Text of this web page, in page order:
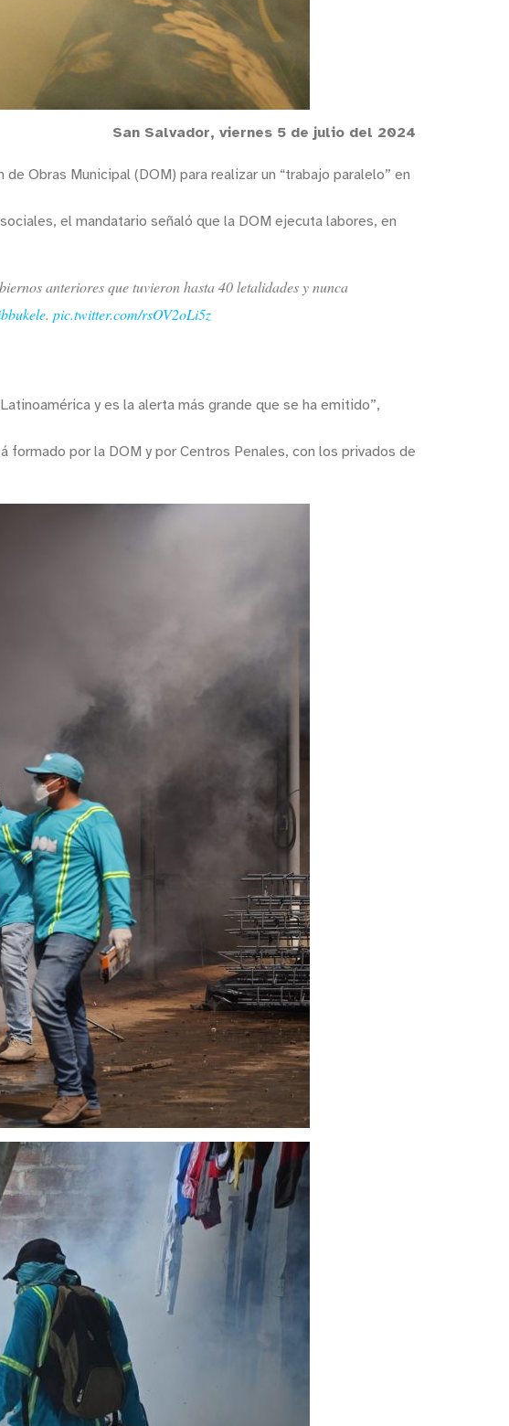
San Salvador, viernes 5 de julio del 2024
Obras Municipal (DOM) para realizar un “trabajo paralelo” en
el mandatario señaló que la DOM ejecuta labores, en
anteriores que tuvieron hasta 40 letalidades y nunca
. pic.twitter.com/rsOV2oLi5z
y es la alerta más grande que se ha emitido”,
por la DOM y por Centros Penales, con los privados de